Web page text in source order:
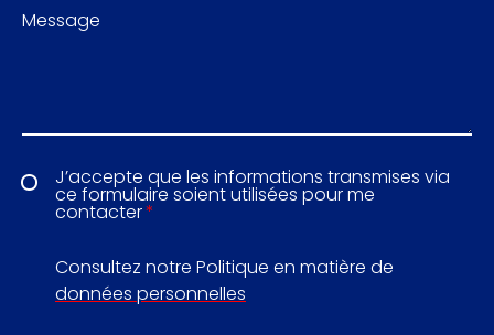
Message
J’accepte que les informations transmises via
ce formulaire soient utilisées pour me
contacter
Consultez notre Politique en matière de
données personnelles